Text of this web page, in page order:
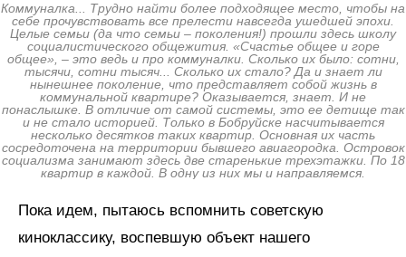
Коммуналка... Трудно найти более подходящее место, чтобы на
себе прочувствовать все прелести навсегда ушедшей эпохи.
Целые семьи (да что семьи – поколения!) прошли здесь школу
социалистического общежития. «Счастье общее и горе
общее», – это ведь и про коммуналки. Сколько их было: сотни,
тысячи, сотни тысяч... Сколько их стало? Да и знает ли
нынешнее поколение, что представляет собой жизнь в
коммунальной квартире? Оказывается, знает. И не
понаслышке. В отличие от самой системы, это ее детище так
и не стало историей. Только в Бобруйске насчитывается
несколько десятков таких квартир. Основная их часть
сосредоточена на территории бывшего авиагородка. Островок
социализма занимают здесь две старенькие трехэтажки. По 18
квартир в каждой. В одну из них мы и направляемся.
Пока идем, пытаюсь вспомнить советскую
киноклассику, воспевшую объект нашего